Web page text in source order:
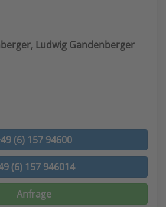
Ludwig Gandenberger
(6) 157 94600
(6) 157 946014
Anfrage